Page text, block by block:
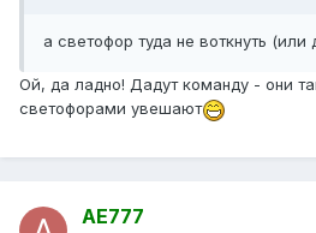
а светофор туда не воткнуть
Ой, да ладно! Дадут команду - они
светофорами увешают
AE777